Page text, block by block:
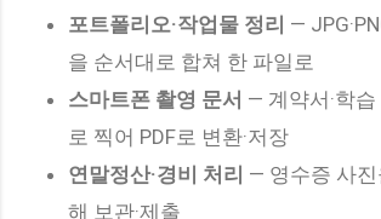
포트폴리오·작업물 정리 —
을 순서대로 합쳐 한 파일로
스마트폰 촬영 문서 — 계약서·학
로 찍어 PDF로 변환·저장
연말정산·경비 처리 — 영수증 사진
해 보관·제출